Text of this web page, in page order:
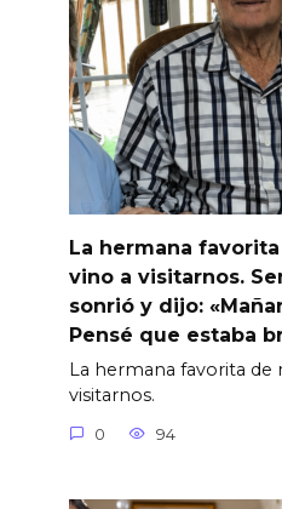
La hermana
vino a visitarnos.
sonrió y dijo:
Pensé que estaba
La hermana favorita de
visitarnos.
0 94